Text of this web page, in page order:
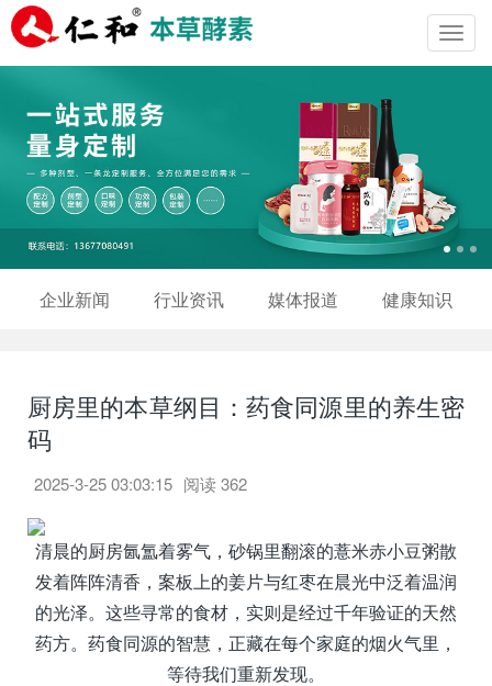
企业新闻 行业资讯 媒体报道 健康知识
厨房里的本草纲目：药食同源里的养生密
码
2025-3-25 03:03:15 阅读362
清晨的厨房氤氲着雾气，砂锅里翻滚的薏米赤小豆粥散
发着阵阵清香，案板上的姜片与红枣在晨光中泛着温润
的光泽。这些寻常的食材，实则是经过千年验证的天然
药方。药食同源的智慧，正藏在每个家庭的烟火气里，
等待我们重新发现。